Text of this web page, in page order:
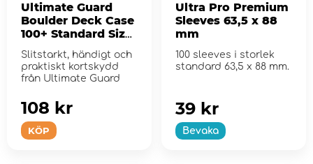
Ultimate Guard
Boulder Deck Case
100+ Standard Size
Frosted
Slitstarkt, händigt och
praktiskt kortskydd
från Ultimate Guard
KÖP
108 kr
Ultra Pro Premium
Sleeves 63,5 x 88
mm
100 sleeves i storlek
standard 63,5 x 88 mm.
Bevaka
39 kr